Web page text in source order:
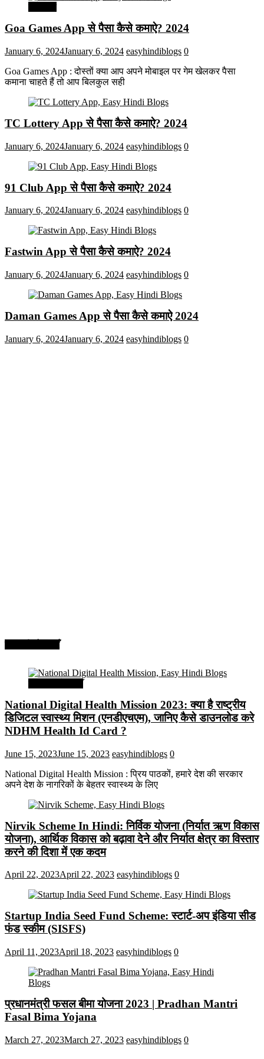
Goa Games App से पैसा कैसे कमाऐ? 2024
January 6, 2024January 6, 2024 easyhindiblogs 0
Goa Games App : दोस्तों क्या आप अपने मोबाइल पर गेम खेलकर पैसा
कमाना चाहते हैं तो आप बिलकुल सही
TC Lottery App से पैसा कैसे कमाऐ? 2024
January 6, 2024January 6, 2024 easyhindiblogs 0
91 Club App से पैसा कैसे कमाऐ? 2024
January 6, 2024January 6, 2024 easyhindiblogs 0
Fastwin App से पैसा कैसे कमाऐ? 2024
January 6, 2024January 6, 2024 easyhindiblogs 0
Daman Games App से पैसा कैसे कमाऐ 2024
January 6, 2024January 6, 2024 easyhindiblogs 0
National Digital Health Mission 2023: क्या है राष्ट्रीय
डिजिटल स्वास्थ्य मिशन (एनडीएचएम), जानिए कैसे डाउनलोड करे
NDHM Health Id Card ?
June 15, 2023June 15, 2023 easyhindiblogs 0
National Digital Health Mission : प्रिय पाठकों, हमारे देश की सरकार
अपने देश के नागरिकों के बेहतर स्वास्थ्य के लिए
Nirvik Scheme In Hindi: निर्विक योजना (निर्यात ऋण विकास
योजना), आर्थिक विकास को बढ़ावा देने और निर्यात क्षेत्र का विस्तार
करने की दिशा में एक कदम
April 22, 2023April 22, 2023 easyhindiblogs 0
Startup India Seed Fund Scheme: स्टार्ट-अप इंडिया सीड
फंड स्कीम (SISFS)
April 11, 2023April 18, 2023 easyhindiblogs 0
प्रधानमंत्री फसल बीमा योजना 2023 | Pradhan Mantri
Fasal Bima Yojana
March 27, 2023March 27, 2023 easyhindiblogs 0